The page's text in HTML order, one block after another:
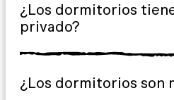
¿Los dormitorios
privado?
¿Los dormitorios son